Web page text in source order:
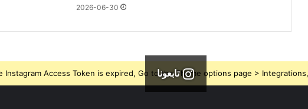
2026-06-30
تابعونا
Instagram Access Token is expired, Go to the Theme options page >